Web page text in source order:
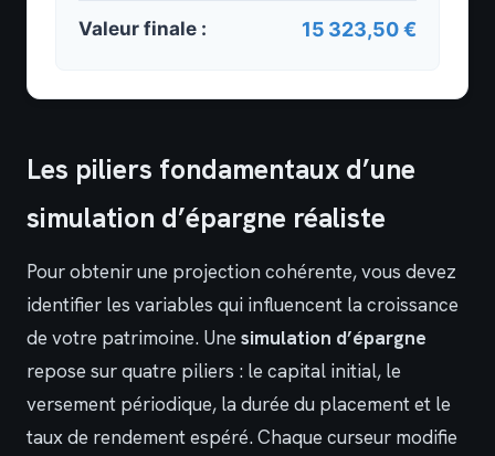
Valeur finale : 15 323,50 €
Les piliers fondamentaux d’une
simulation d’épargne réaliste
Pour obtenir une projection cohérente, vous devez
identifier les variables qui influencent la croissance
de votre patrimoine. Une simulation d’épargne
repose sur quatre piliers : le capital initial, le
versement périodique, la durée du placement et le
taux de rendement espéré. Chaque curseur modifie